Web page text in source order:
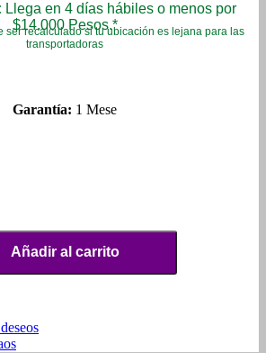
Llega en 4 días hábiles o menos por
$14.000 Pesos.*
ser recalculado si tu ubicación es lejana para las
transportadoras
Garantía: 1 Mese
Añadir al carrito